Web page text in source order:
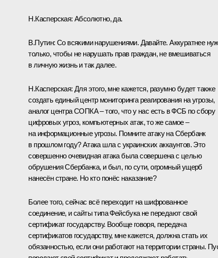
Н.Касперская: Абсолютно, да.
В.Путин: Со всякими нарушениями. Давайте. Аккуратнее
только, чтобы не нарушать прав граждан, не вмешиваться
в личную жизнь и так далее.
Н.Касперская: Для этого, мне кажется, разумно будет также
создать единый центр мониторинга реагирования на угрозы,
аналог центра СОПКА – того, что у нас есть в ФСБ по сбору
цифровых угроз, компьютерных атак, то же самое –
на информационные угрозы. Помните атаку на Сбербанк
в прошлом году? Атака шла с украинских аккаунтов. Это
совершенно очевидная атака была совершена с целью
обрушения Сбербанка, и был, по сути, огромный ущерб
нанесён стране. Но кто понёс наказание?
Более того, сейчас всё переходит на шифрованное
соединение, и сайты типа Фейсбука не передают свой
сертификат государству. Вообще говоря, передача
сертификатов государству, мне кажется, должна стать их
обязанностью, если они работают на территории страны.